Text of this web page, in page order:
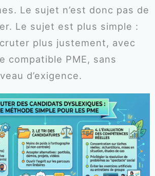
Le sujet n’est donc pas de
Le sujet est plus simple :
plus justement, avec
compatible PME, sans
d’exigence.